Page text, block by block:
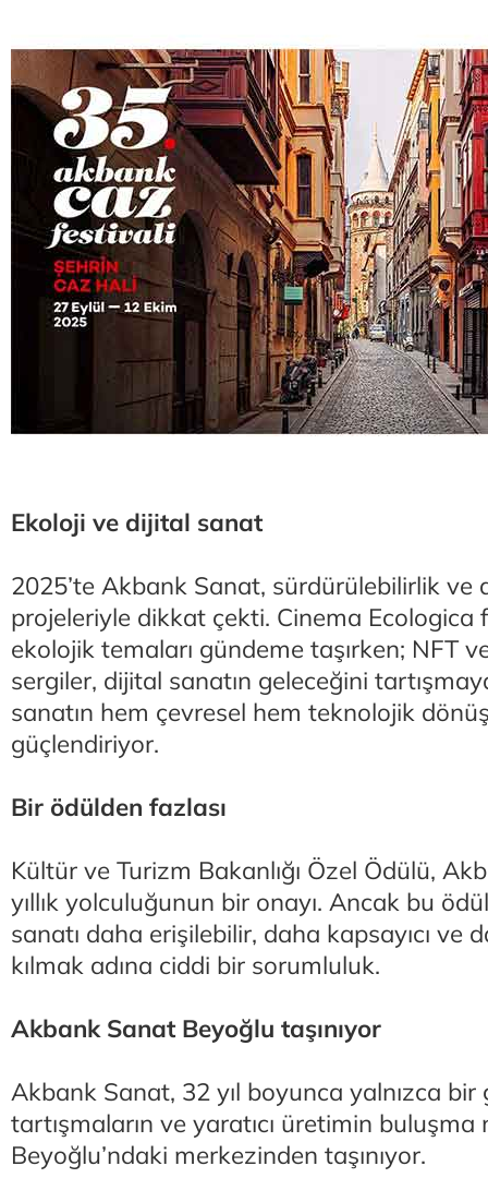
Ekoloji ve dijital sanat
2025’te Akbank Sanat, sürdürülebilirlik ve
projeleriyle dikkat çekti. Cinema Ecologica
ekolojik temaları gündeme taşırken; NFT
sergiler, dijital sanatın geleceğini
sanatın hem çevresel hem teknolojik
güçlendiriyor.
Bir ödülden fazlası
Kültür ve Turizm Bakanlığı Özel Ödülü,
yıllık yolculuğunun bir onayı. Ancak bu
sanatı daha erişilebilir, daha kapsayıcı ve
kılmak adına ciddi bir sorumluluk.
Akbank Sanat Beyoğlu taşınıyor
Akbank Sanat, 32 yıl boyunca yalnızca
tartışmaların ve yaratıcı üretimin buluşma
Beyoğlu’ndaki merkezinden taşınıyor.